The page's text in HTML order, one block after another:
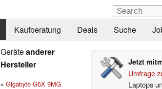
Kaufberatung Deals Suche
Geräteanderer
Hersteller
Gigabyte G6X 9MG
Jetzt
Umfrage
Laptops